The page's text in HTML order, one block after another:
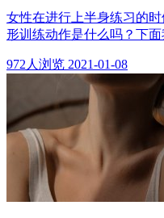
女性在进行上半身练习的
形训练动作是什么吗？下
972 人浏览 2021-01-08